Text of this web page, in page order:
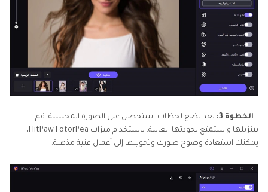
الخطوة 3:
بعد بضع لحظات، ستحصل على الصورة المحسنة. قم
بتنزيلها واستمتع بجودتها العالية. باستخدام ميزات HitPaw FotorPea،
يمكنك استعادة وضوح صورك وتحويلها إلى أعمال فنية مذهلة.